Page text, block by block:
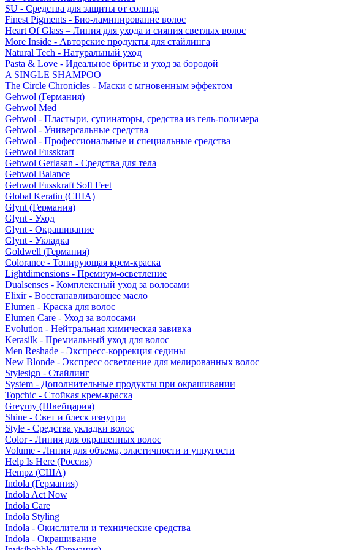
SU - Средства для защиты от солнца
Finest Pigments - Био-ламинирование волос
Heart Of Glass – Линия для ухода и сияния светлых волос
More Inside - Авторские продукты для стайлинга
Natural Tech - Натуральный уход
Pasta & Love - Идеальное бритье и уход за бородой
A SINGLE SHAMPOO
The Circle Chronicles - Маски с мгновенным эффектом
Gehwol (Германия)
Gehwol Med
Gehwol - Пластыри, супинаторы, средства из гель-полимера
Gehwol - Универсальные средства
Gehwol - Профессиональные и специальные средства
Gehwol Fusskraft
Gehwol Gerlasan - Средства для тела
Gehwol Balance
Gehwol Fusskraft Soft Feet
Global Keratin (США)
Glynt (Германия)
Glynt - Уход
Glynt - Окрашивание
Glynt - Укладка
Goldwell (Германия)
Colorance - Тонирующая крем-краска
Lightdimensions - Премиум-осветление
Dualsenses - Комплексный уход за волосами
Elixir - Восстанавливающее масло
Elumen - Краска для волос
Elumen Care - Уход за волосами
Evolution - Нейтральная химическая завивка
Kerasilk - Премиальный уход для волос
Men Reshade - Экспресс-коррекция седины
New Blonde - Экспресс осветление для мелированных волос
Stylesign - Стайлинг
System - Дополнительные продукты при окрашивании
Topchic - Стойкая крем-краска
Greymy (Швейцария)
Shine - Свет и блеск изнутри
Style - Средства укладки волос
Color - Линия для окрашенных волос
Volume - Линия для объема, эластичности и упругости
Help Is Here (Россия)
Hempz (США)
Indola (Германия)
Indola Act Now
Indola Care
Indola Styling
Indola - Окислители и технические средства
Indola - Окрашивание